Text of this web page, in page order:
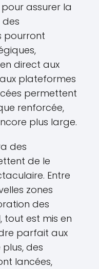
assurer la
pourront
direct aux
plateformes
permettent
renforcée,
plus large.
des
de le
Entre
zones
des
tout est mis en
parfait aux
des
lancées,